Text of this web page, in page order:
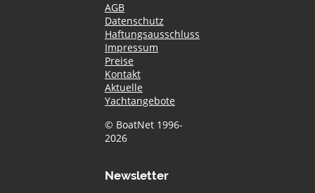
AGB
Datenschutz
Haftungsausschluss
Impressum
Preise
Kontakt
Aktuelle
Yachtangebote
© BoatNet 1996-
2026
Newsletter